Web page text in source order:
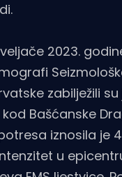
2023.
zabilježili
Bašćanske
iznosila je
u